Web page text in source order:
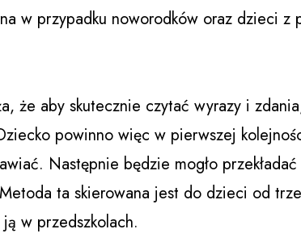
w przypadku noworodków oraz dzieci z
że aby skutecznie czytać wyrazy i
powinno więc w pierwszej
Następnie będzie mogło przekładać
ta skierowana jest do dzieci od
w przedszkolach.